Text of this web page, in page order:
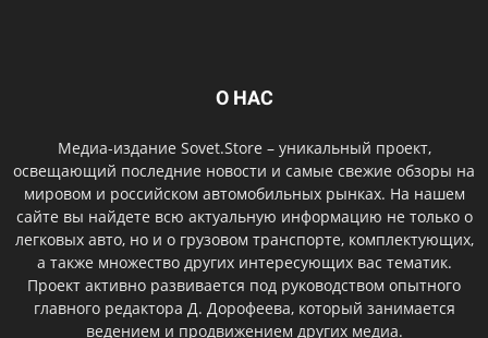
О НАС
Медиа-издание Sovet.Store – уникальный проект,
освещающий последние новости и самые свежие обзоры на
мировом и российском автомобильных рынках. На нашем
сайте вы найдете всю актуальную информацию не только о
легковых авто, но и о грузовом транспорте, комплектующих,
а также множество других интересующих вас тематик.
Проект активно развивается под руководством опытного
главного редактора Д. Дорофеева, который занимается
ведением и продвижением других медиа.